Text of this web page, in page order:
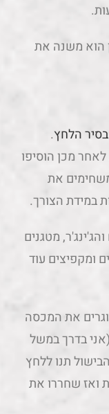
הוא משנה את
בסיר הלחץ.
מכן הוסיפו
את
במידת הצורך.
מטגנים
ומקפיצים עוד
את המכסה
במשך 40 דקות (אני בדרך במשל
תנו ללחץ
טבעי למשך 10 דקות ואז שחררו את